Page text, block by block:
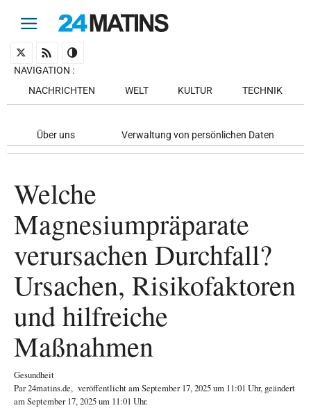
NAVIGATION :
NACHRICHTEN
WELT KULTUR TECHNIK
Über uns Verwaltung von persönlichen Daten
Welche
Magnesiumpräparate
verursachen Durchfall?
Ursachen, Risikofaktoren
und hilfreiche
Maßnahmen
Gesundheit
Par24matins.de, veröffentlicht amSeptember 17, 2025um 11:01 Uhr, geändert
am September 17, 2025 um 11:01 Uhr.